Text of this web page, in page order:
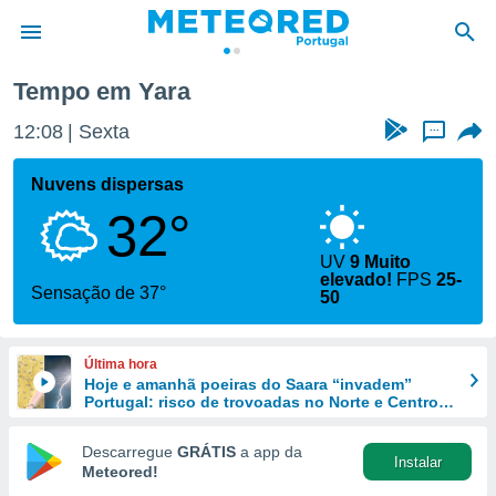
da
foi
fornecidas
a este
das
e
forma
digital
Tempo em Yara
12:08 Sexta ...
Nuvens dispersas
32°
Sensação de 37°
UV9 Muito
elevado! FPS25-
50
Última hora
Hoje e amanhã poeiras do Saara “invadem”
Portugal: risco de trovoadas no Norte e Centro
Descarregue GRÁTIS a app da
Meteored!
Instalar